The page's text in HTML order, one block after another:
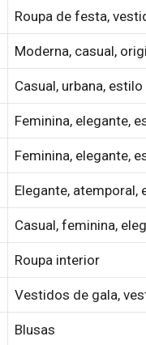
Roupa de festa,
Moderna, casual,
Casual, urbana,
Feminina, elegante,
Feminina, elegante,
Elegante, atemporal,
Casual, feminina,
Roupa interior
Vestidos de gala,
Blusas